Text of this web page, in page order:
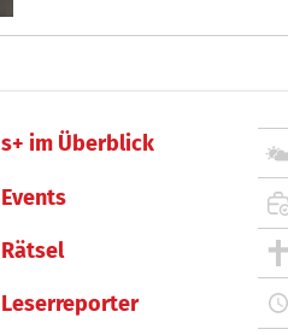
s+ im Überblick
Events
Rätsel
Leserreporter